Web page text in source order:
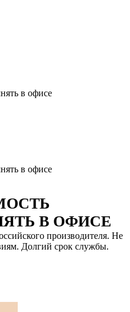
в офисе
в офисе
В ОФИСЕ
производителя. Не
Долгий срок службы.